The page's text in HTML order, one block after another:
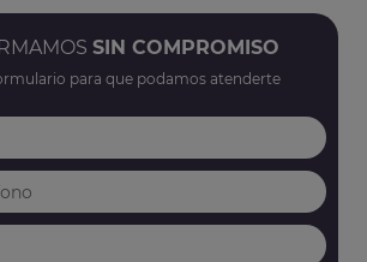
SIN COMPROMISO
para que podamos atenderte